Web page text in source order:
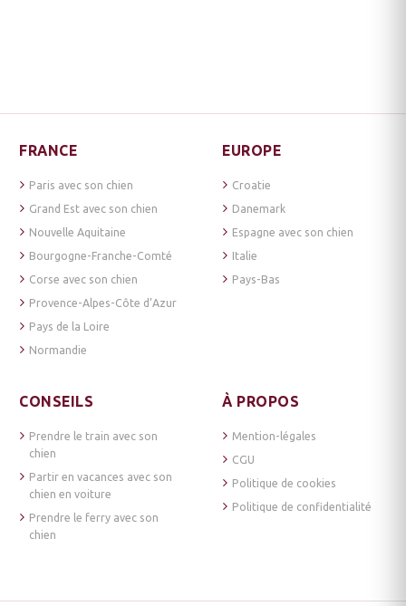
FRANCE
Paris avec son chien
Grand Est avec son chien
Nouvelle Aquitaine
Bourgogne-Franche-Comté
Corse avec son chien
Provence-Alpes-Côte d’Azur
Pays de la Loire
Normandie
EUROPE
Croatie
Danemark
Espagne avec son chien
Italie
Pays-Bas
CONSEILS
Prendre le train avec son
chien
Partir en vacances avec son
chien en voiture
Prendre le ferry avec son
chien
À PROPOS
Mention-légales
CGU
Politique de cookies
Politique de confidentialité